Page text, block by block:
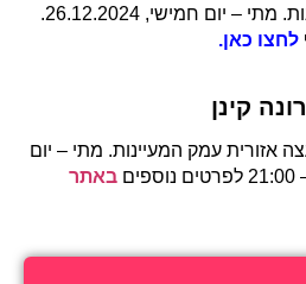
מועצה אזורית עמק המעיינות. מתי – יום חמישי, 26.12.2024.
לחצו כאן.
קינן
אזורית עמק המעיינות. מתי – יום
באתר